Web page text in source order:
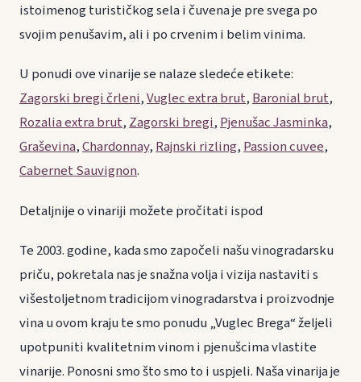
istoimenog turističkog sela i čuvena je pre svega po
svojim penušavim, ali i po crvenim i belim vinima.
U ponudi ove vinarije se nalaze sledeće etikete:
Zagorski bregi črleni,Vuglec extra brut,Baronial brut,
Rozalia extra brut,Zagorski bregi,Pjenušac Jasminka,
Graševina,Chardonnay,Rajnski rizling,Passion cuvee,
Cabernet Sauvignon.
Detaljnije o vinariji možete pročitati ispod
Te 2003. godine, kada smo započeli našu vinogradarsku
priču, pokretala nas je snažna volja i vizija nastaviti s
višestoljetnom tradicijom vinogradarstva i proizvodnje
vina u ovom kraju te smo ponudu „Vuglec Brega“ željeli
upotpuniti kvalitetnim vinom i pjenušcima vlastite
vinarije. Ponosni smo što smo to i uspjeli. Naša vinarija je